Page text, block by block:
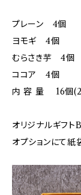
プレーン 4個
ヨモギ 4個
むらさき芋 4個
ココア 4個
内 容 量 16個
オリジナルギフト
オプションにて紙